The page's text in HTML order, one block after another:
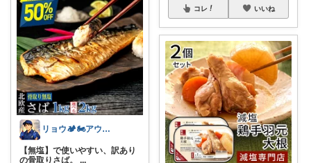
リョウ🏕️🏍️アウトドア・バイク
【無塩】で使いやすい、訳あり
の骨取りさば。
...
コレ いいね